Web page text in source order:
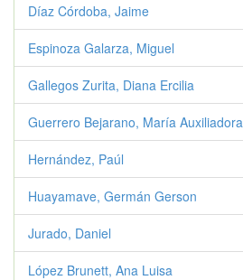
Díaz Córdoba, Jaime
Espinoza Galarza, Miguel
Gallegos Zurita, Diana Ercilia
Guerrero Bejarano, María Auxiliadora
Hernández, Paúl
Huayamave, Germán Gerson
Jurado, Daniel
López Brunett, Ana Luisa